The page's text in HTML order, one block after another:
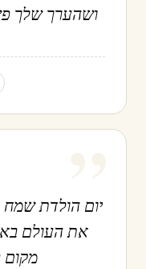
ושהערך שלך
”
יום הולדת
את העולם
מקום